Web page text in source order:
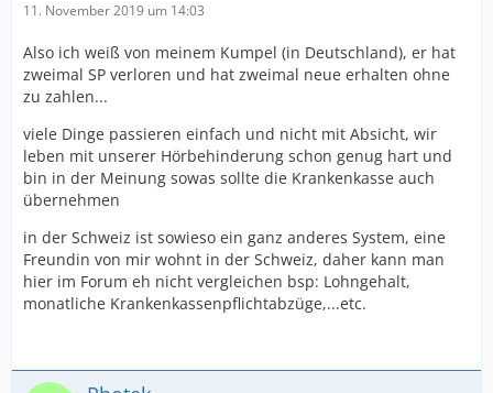
11. November 2019 um 14:03
Also ich weiß von meinem Kumpel (in Deutschland), er hat
zweimal SP verloren und hat zweimal neue erhalten ohne
zu zahlen...
viele Dinge passieren einfach und nicht mit Absicht, wir
leben mit unserer Hörbehinderung schon genug hart und
bin in der Meinung sowas sollte die Krankenkasse auch
übernehmen
in der Schweiz ist sowieso ein ganz anderes System, eine
Freundin von mir wohnt in der Schweiz, daher kann man
hier im Forum eh nicht vergleichen bsp: Lohngehalt,
monatliche Krankenkassenpflichtabzüge,...etc.